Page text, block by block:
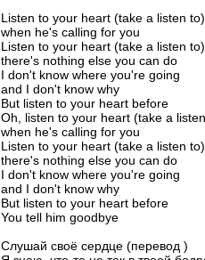
Listen to your heart (take a listen to)
when he's calling for you
Listen to your heart (take a listen
there's nothing else you can do
I don't know where you're going
and I don't know why
But listen to your heart before
Oh, listen to your heart (take a
when he's calling for you
Listen to your heart (take a listen
there's nothing else you can do
I don't know where you're going
and I don't know why
But listen to your heart before
You tell him goodbye
Слушай своё сердце (перевод )